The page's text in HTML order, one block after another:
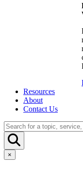
Resources
About
Contact Us
×